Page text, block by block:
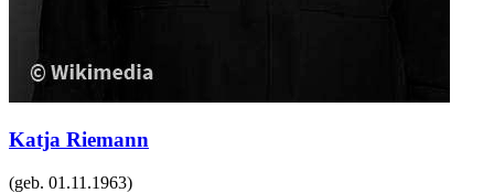
Katja Riemann
(geb. 01.11.1963)